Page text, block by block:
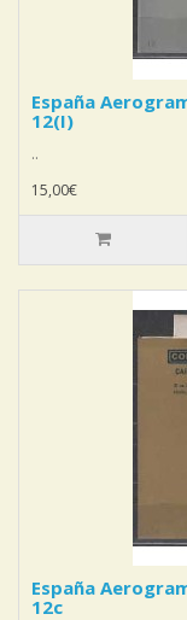
España
12(I)
..
15,00€
España
12c